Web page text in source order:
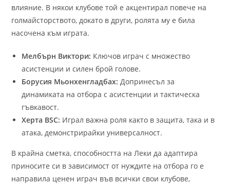
влияние. В някои клубове той е акцентирал повече на
голмайсторството, докато в други, ролята му е била
насочена към играта.
Мелбърн Виктори: Ключов играч с множество
асистенции и силен брой голове.
Борусия Мьонхенгладбах: Допринесъл за
динамиката на отбора с асистенции и тактическа
гъвкавост.
Херта BSC: Играл важна роля както в защита, така и в
атака, демонстрирайки универсалност.
В крайна сметка, способността на Леки да адаптира
приносите си в зависимост от нуждите на отбора го е
направила ценен играч във всички свои клубове,